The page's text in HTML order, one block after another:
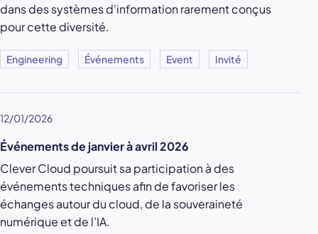
dans des systèmes d'information rarement conçus
pour cette diversité.
Engineering Événements Event Invité
12/01/2026
Événements de janvier à avril 2026
Clever Cloud poursuit sa participation à des
événements techniques afin de favoriser les
échanges autour du cloud, de la souveraineté
numérique et de l’IA.